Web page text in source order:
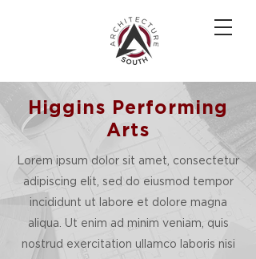
Higgins Performing
Arts
Lorem ipsum dolor sit amet, consectetur
adipiscing elit, sed do eiusmod tempor
incididunt ut labore et dolore magna
aliqua. Ut enim ad minim veniam, quis
nostrud exercitation ullamco laboris nisi